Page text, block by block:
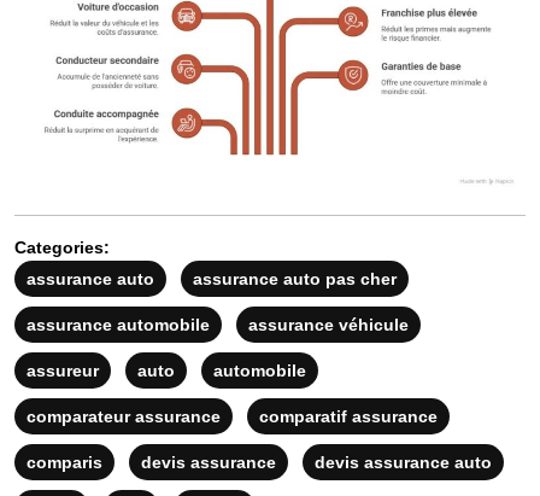
Categories:
assurance auto
assurance auto pas cher
assurance automobile assurance véhicule
assureur auto automobile
comparateur assurance comparatif assurance
comparis devis assurance devis assurance auto